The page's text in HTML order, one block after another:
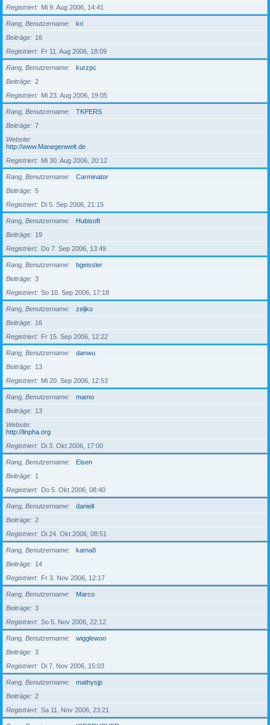
Registriert
Mi 9. Aug 2006, 14:41
Rang, Benutzername
kri
Beiträge
16
Registriert
Fr 11. Aug 2006, 18:09
Rang, Benutzername
kurzpc
Beiträge
2
Registriert
Mi 23. Aug 2006, 19:05
Rang, Benutzername
TKPERS
Beiträge
7
Website
http://www.Manegenwelt.de
Registriert
Mi 30. Aug 2006, 20:12
Rang, Benutzername
Carminator
Beiträge
5
Registriert
Di 5. Sep 2006, 21:15
Rang, Benutzername
Hubisoft
Beiträge
19
Registriert
Do 7. Sep 2006, 13:49
Rang, Benutzername
bgeissler
Beiträge
3
Registriert
So 10. Sep 2006, 17:18
Rang, Benutzername
zeljko
Beiträge
16
Registriert
Fr 15. Sep 2006, 12:22
Rang, Benutzername
danwu
Beiträge
13
Registriert
Mi 20. Sep 2006, 12:53
Rang, Benutzername
mamo
Beiträge
13
Website
http://linpha.org
Registriert
Di 3. Okt 2006, 17:00
Rang, Benutzername
Eisen
Beiträge
1
Registriert
Do 5. Okt 2006, 08:40
Rang, Benutzername
daniell
Beiträge
2
Registriert
Di 24. Okt 2006, 08:51
Rang, Benutzername
kama8
Beiträge
14
Registriert
Fr 3. Nov 2006, 12:17
Rang, Benutzername
Marco
Beiträge
3
Registriert
So 5. Nov 2006, 22:12
Rang, Benutzername
wigglewoo
Beiträge
3
Registriert
Di 7. Nov 2006, 15:03
Rang, Benutzername
mathysjp
Beiträge
2
Registriert
Sa 11. Nov 2006, 23:21